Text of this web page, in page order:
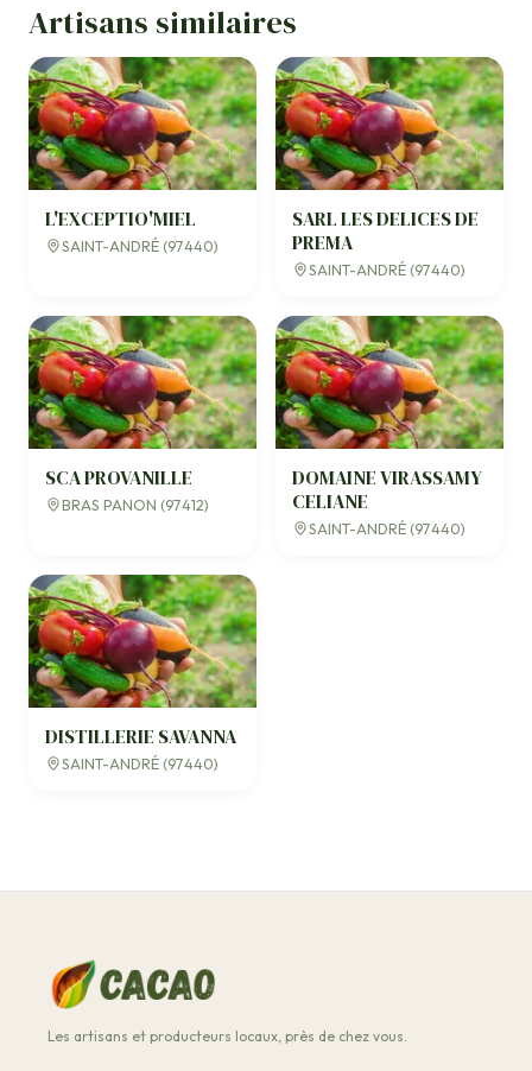
Artisans similaires
L'EXCEPTIO'MIEL
SAINT-ANDRÉ (97440)
SARL LES DELICES DE
PREMA
SAINT-ANDRÉ (97440)
SCA PROVANILLE
BRAS PANON (97412)
DOMAINE VIRASSAMY
CELIANE
SAINT-ANDRÉ (97440)
DISTILLERIE SAVANNA
SAINT-ANDRÉ (97440)
Les artisans et producteurs locaux, près de chez vous.